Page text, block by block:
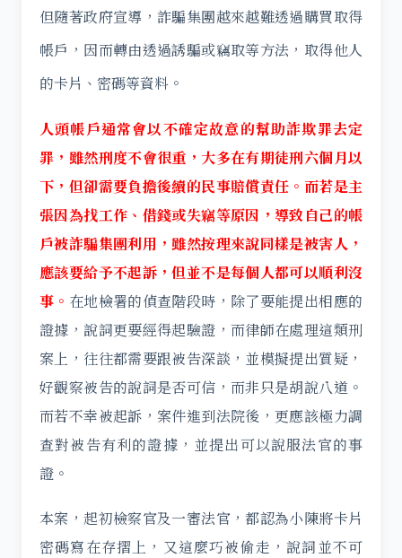
但隨著政府宣導，詐騙集團越來越難透過購買取得
帳戶，因而轉由透過誘騙或竊取等方法，取得他人
的卡片、密碼等資料。
人頭帳戶通常會以不確定故意的幫助詐欺罪去定
罪，雖然刑度不會很重，大多在有期徒刑六個月以
下，但卻需要負擔後續的民事賠償責任。而若是主
張因為找工作、借錢或失竊等原因，導致自己的帳
戶被詐騙集團利用，雖然按理來說同樣是被害人，
應該要給予不起訴，但並不是每個人都可以順利沒
事。 在地檢署的偵查階段時，除了要能提出相應的
證據，說詞更要經得起驗證，而律師在處理這類刑
案上，往往都需要跟被告深談，並模擬提出質疑，
好觀察被告的說詞是否可信，而非只是胡說八道。
而若不幸被起訴，案件進到法院後，更應該極力調
查對被告有利的證據，並提出可以說服法官的事
證。
本案，起初檢察官及一審法官，都認為小陳將卡片
密碼寫在存摺上，又這麼巧被偷走，說詞並不可